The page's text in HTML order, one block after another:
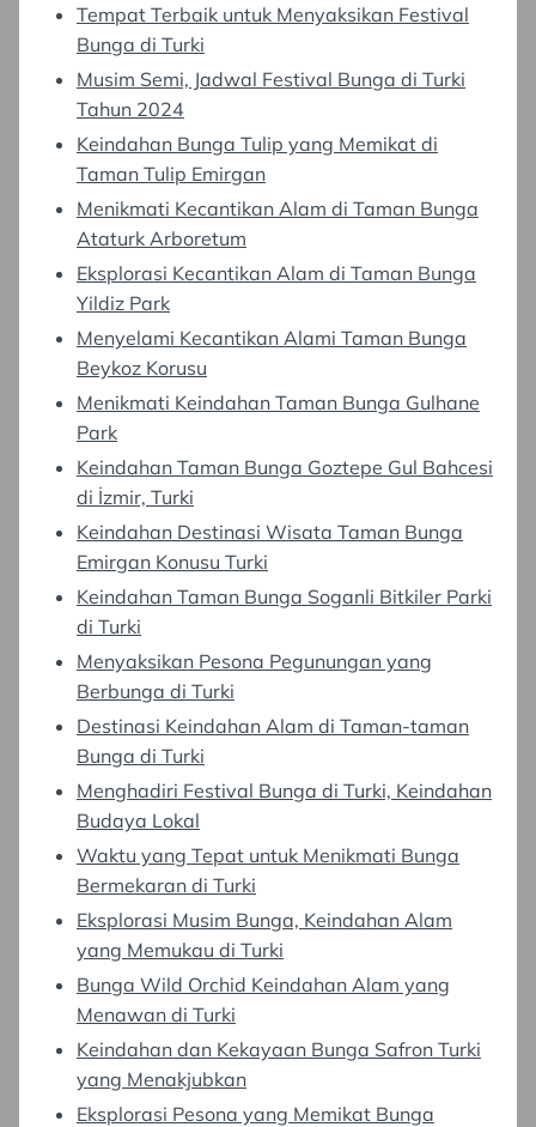
Tempat Terbaik untuk Menyaksikan Festival
Bunga di Turki
Musim Semi, Jadwal Festival Bunga di Turki
Tahun 2024
Keindahan Bunga Tulip yang Memikat di
Taman Tulip Emirgan
Menikmati Kecantikan Alam di Taman Bunga
Ataturk Arboretum
Eksplorasi Kecantikan Alam di Taman Bunga
Yildiz Park
Menyelami Kecantikan Alami Taman Bunga
Beykoz Korusu
Menikmati Keindahan Taman Bunga Gulhane
Park
Keindahan Taman Bunga Goztepe Gul Bahcesi
di İzmir, Turki
Keindahan Destinasi Wisata Taman Bunga
Emirgan Konusu Turki
Keindahan Taman Bunga Soganli Bitkiler Parki
di Turki
Menyaksikan Pesona Pegunungan yang
Berbunga di Turki
Destinasi Keindahan Alam di Taman-taman
Bunga di Turki
Menghadiri Festival Bunga di Turki, Keindahan
Budaya Lokal
Waktu yang Tepat untuk Menikmati Bunga
Bermekaran di Turki
Eksplorasi Musim Bunga, Keindahan Alam
yang Memukau di Turki
Bunga Wild Orchid Keindahan Alam yang
Menawan di Turki
Keindahan dan Kekayaan Bunga Safron Turki
yang Menakjubkan
Eksplorasi Pesona yang Memikat Bunga